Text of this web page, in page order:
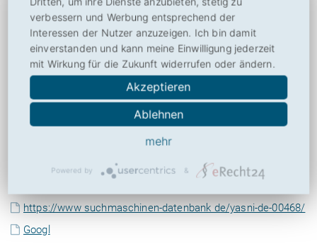
https://www suchmaschinen-datenbank de/dastelefonbuch-
de-00500/
https://www suchmaschinen-datenbank at/thema/spezial-
suchmaschinen/personen/
https://www suchmaschinen-datenbank de/thema/spezial-
suchmaschinen/personen/
https://www suchmaschinen-datenbank de/123people-de-
https://www suchmaschinen-datenbank de/yasni-de-00468/
Googl
verbessern und Werbung entsprechend der
Interessen der Nutzer anzuzeigen. Ich bin damit
einverstanden und kann meine Einwilligung jederzeit
mit Wirkung für die Zukunft widerrufen oder ändern.
Akzeptieren
Ablehnen
mehr
Powered by &